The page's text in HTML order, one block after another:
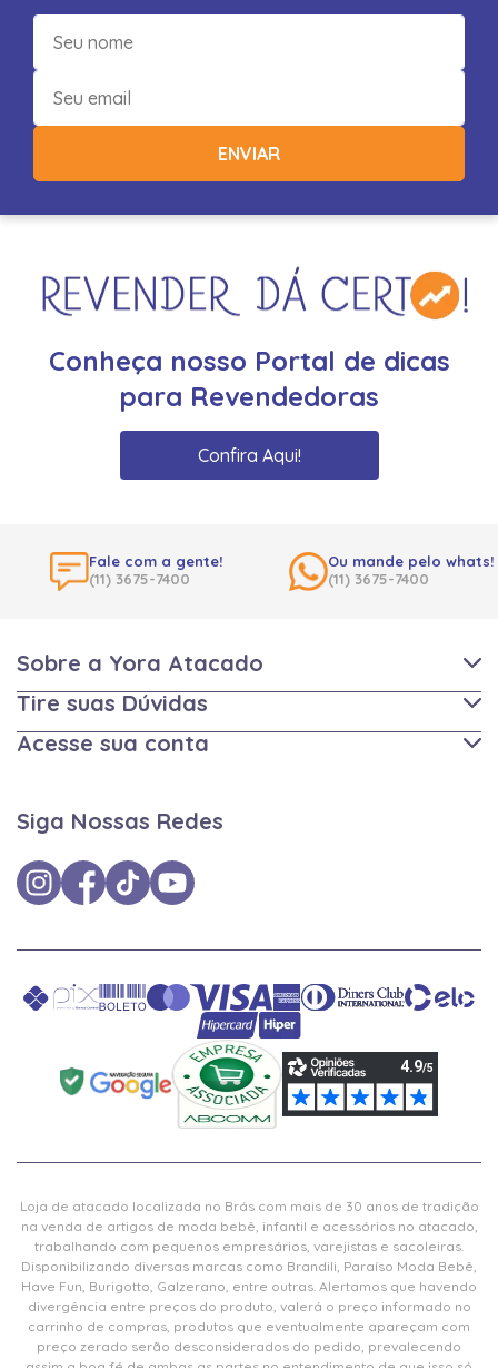
ENVIAR
Conheça nosso Portal de dicas
para Revendedoras
Confira Aqui!
Fale com a gente!
(11) 3675-7400
Ou mande pelo whats!
(11) 3675-7400
Sobre a Yora Atacado
Tire suas Dúvidas
Acesse sua conta
Siga Nossas Redes
Loja de atacado localizada no Brás com mais de 30 anos de tradição
na venda de artigos de moda bebê, infantil e acessórios no atacado,
trabalhando com pequenos empresários, varejistas e sacoleiras.
Disponibilizando diversas marcas como Brandili, Paraíso Moda Bebê,
Have Fun, Burigotto, Galzerano, entre outras. Alertamos que havendo
divergência entre preços do produto, valerá o preço informado no
carrinho de compras, produtos que eventualmente apareçam com
preço zerado serão desconsiderados do pedido, prevalecendo